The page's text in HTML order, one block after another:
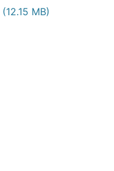
(12.15 MB)